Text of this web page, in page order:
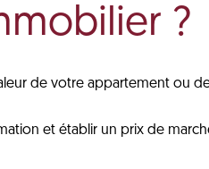
?
de votre appartement ou
et établir un prix de